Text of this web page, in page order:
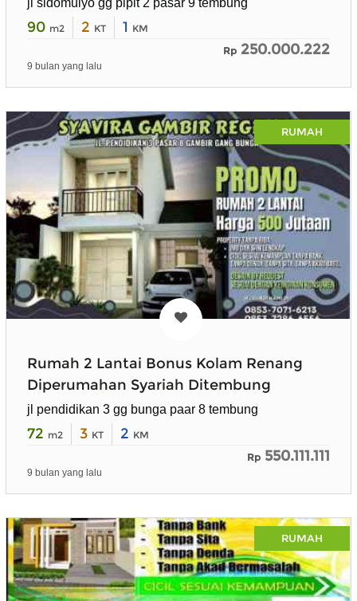
90 m2 2 KT 1 KM
Rp 250.000.222
9 bulan yang lalu
RUMAH
Rumah 2 Lantai Bonus Kolam Renang
Diperumahan Syariah Ditembung
jl pendidikan 3 gg bunga paar 8 tembung
72 m2 3 KT 2 KM
Rp 550.111.111
9 bulan yang lalu
RUMAH